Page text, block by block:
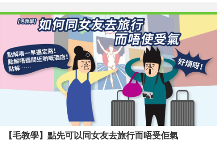
【毛教學】點先可以同女友去旅行而唔受佢氣